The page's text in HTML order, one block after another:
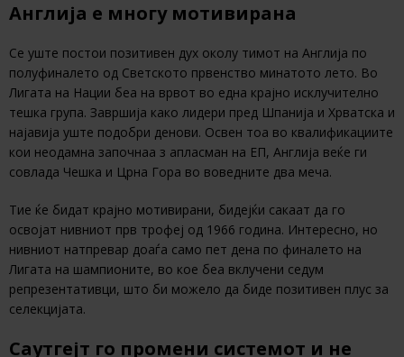
Англија е многу мотивирана
Се уште постои позитивен дух околу тимот на Англија по
полуфиналето од Светското првенство минатото лето. Во
Лигата на Нации беа на врвот во една крајно исклучително
тешка група. Завршија како лидери пред Шпанија и Хрватска и
најавија уште подобри денови. Освен тоа во квалификациите
кои неодамна започнаа з апласман на ЕП, Англија веќе ги
совлада Чешка и Црна Гора во воведните два меча.
Тие ќе бидат крајно мотивирани, бидејќи сакаат да го
освојат нивниот прв трофеј од 1966 година. Интересно, но
нивниот натпревар доаѓа само пет дена по финалето на
Лигата на шампионите, во кое беа вклучени седум
репрезентативци, што би можело да биде позитивен плус за
селекцијата.
Саутгејт го промени системот и не